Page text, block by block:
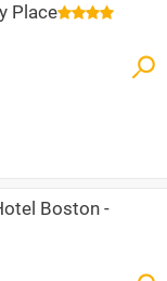
Place
Boston -